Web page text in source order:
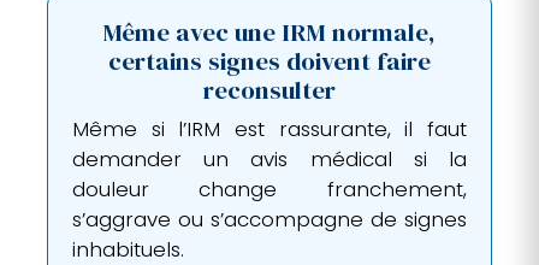
Même avec une IRM normale,
certains signes doivent faire
reconsulter
Même si l’IRM est rassurante, il faut
demander un avis médical si la
douleur change franchement,
s’aggrave ou s’accompagne de signes
inhabituels.